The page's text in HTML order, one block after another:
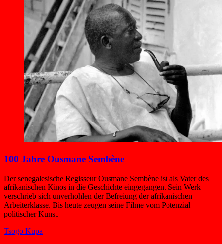
100 Jahre Ousmane Sembène
Der senegalesische Regisseur Ousmane Sembène ist als Vater des
afrikanischen Kinos in die Geschichte eingegangen. Sein Werk
verschrieb sich unverhohlen der Befreiung der afrikanischen
Arbeiterklasse. Bis heute zeugen seine Filme vom Potenzial
politischer Kunst.
Tsogo Kupa